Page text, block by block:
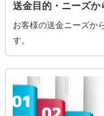
送金目的・ニーズか
お客様の送金ニーズか
す。